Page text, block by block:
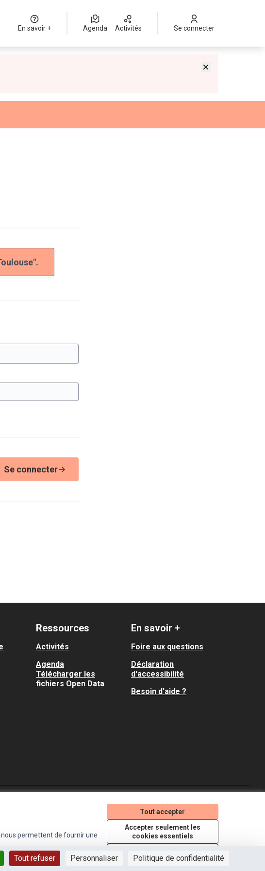
Tout refuser Personnaliser Politique de confidentialité
permettent de fournir une
Tout accepter
Accepter seulement les
cookies essentiels
En savoir + Agenda Activités Se connecter
Se connecter
Ressources
Activités
Agenda
Télécharger les
fichiers Open Data
En savoir +
Foire aux questions
Déclaration
d'accessibilité
Besoin d'aide ?
(Lien externe)
(Lien externe)
(Lien externe)
Licence Creative
(Lien externe)